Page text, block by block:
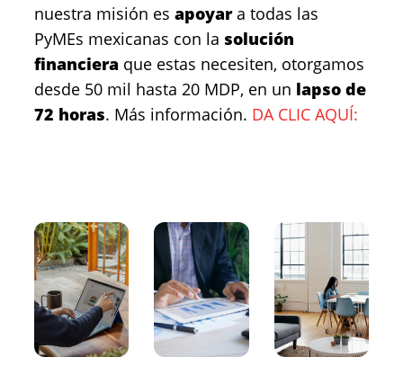
nuestra misión es apoyara todas las
PyMEs mexicanas con la solución
financiera que estas necesiten, otorgamos
desde 50 mil hasta 20 MDP, en un lapso de
72 horas. Más información. DA CLIC AQUÍ: